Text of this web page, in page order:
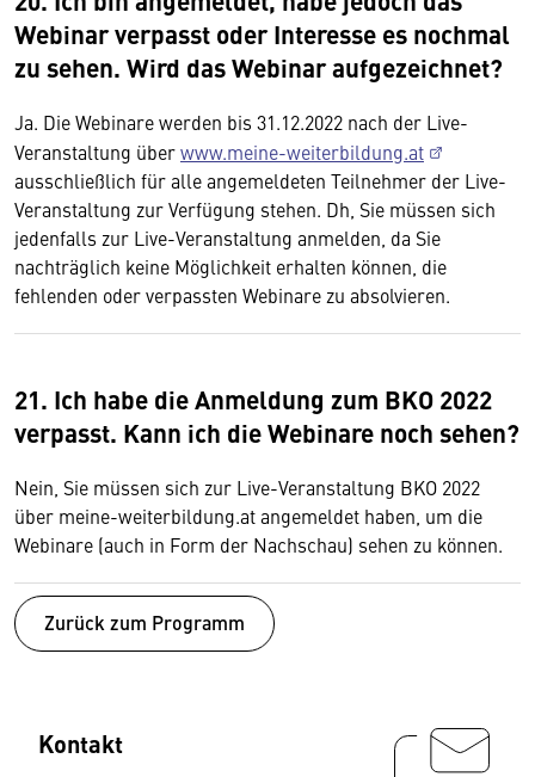
Webinar verpasst oder Interesse es nochmal
zu sehen. Wird das Webinar aufgezeichnet?
Ja. Die Webinare werden bis 31.12.2022 nach der Live-
Veranstaltung überwww.meine-weiterbildung.at
ausschließlich für alle angemeldeten Teilnehmer der Live-
Veranstaltung zur Verfügung stehen. Dh, Sie müssen sich
jedenfalls zur Live-Veranstaltung anmelden, da Sie
nachträglich keine Möglichkeit erhalten können, die
fehlenden oder verpassten Webinare zu absolvieren.
21. Ich habe die Anmeldung zum BKO 2022
verpasst. Kann ich die Webinare noch sehen?
Nein, Sie müssen sich zur Live-Veranstaltung BKO 2022
über meine-weiterbildung.at angemeldet haben, um die
Webinare (auch in Form der Nachschau) sehen zu können.
Zurück zum Programm
Kontakt